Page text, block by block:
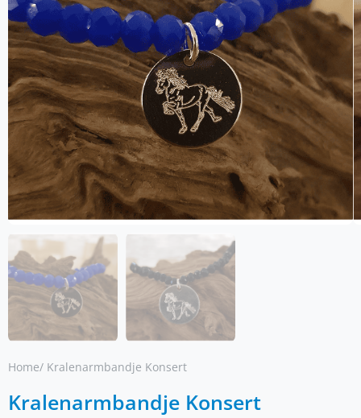
Home/ Kralenarmbandje Konsert
Kralenarmbandje Konsert